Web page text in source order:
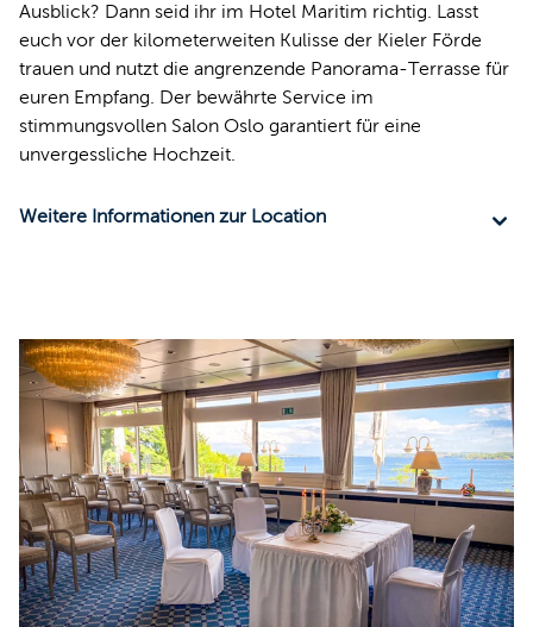
Ausblick? Dann seid ihr im Hotel Maritim richtig. Lasst
euch vor der kilometerweiten Kulisse der Kieler Förde
trauen und nutzt die angrenzende Panorama-Terrasse für
euren Empfang. Der bewährte Service im
stimmungsvollen Salon Oslo garantiert für eine
unvergessliche Hochzeit.
Weitere Informationen zur Location